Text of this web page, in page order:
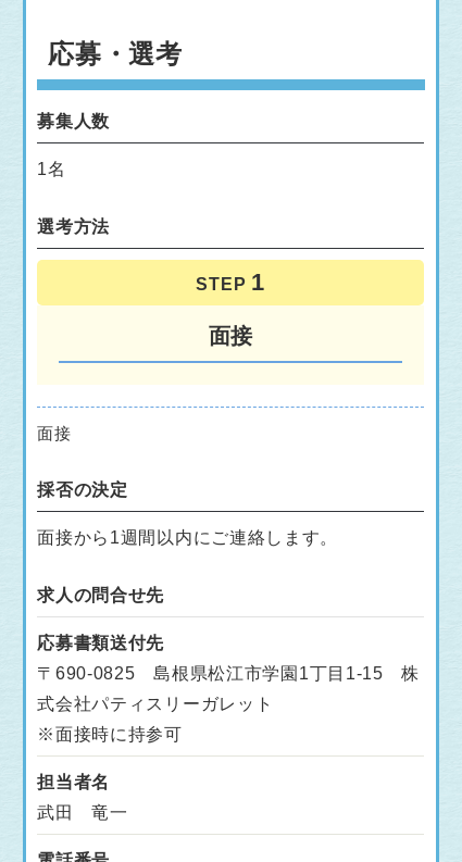
応募・選考
募集人数
1名
選考方法
STEP
面接
面接
採否の決定
面接から1週間以内にご連絡します。
求人の問合せ先
応募書類送付先
〒690-0825 島根県松江市学園1丁目1-15 株
式会社パティスリーガレット
※面接時に持参可
担当者名
武田 竜一